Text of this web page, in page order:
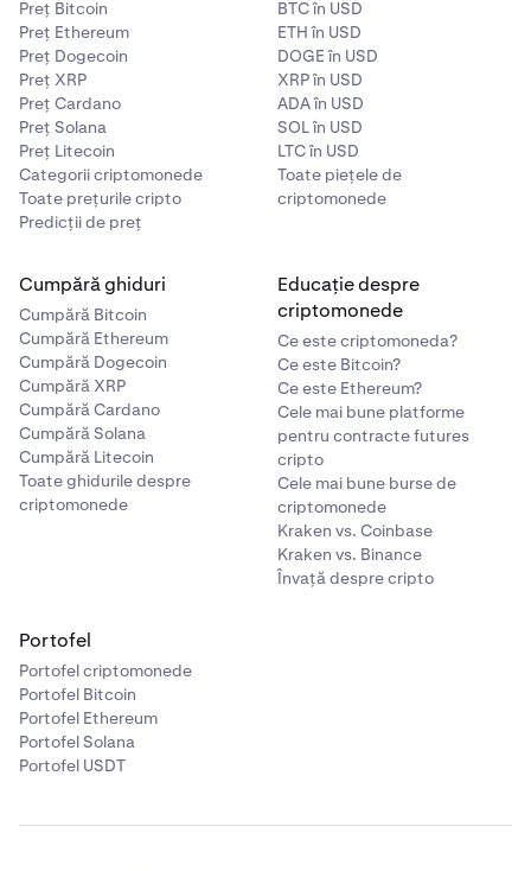
Preț Bitcoin
Preț Ethereum
Preț Dogecoin
Preț XRP
Preț Cardano
Preț Solana
Preț Litecoin
Categorii criptomonede
Toate prețurile cripto
Predicții de preț
BTC în USD
ETH în USD
DOGE în USD
XRP în USD
ADA în USD
SOL în USD
LTC în USD
Toate piețele de
criptomonede
Cumpără ghiduri
Cumpără Bitcoin
Cumpără Ethereum
Cumpără Dogecoin
Cumpără XRP
Cumpără Cardano
Cumpără Solana
Cumpără Litecoin
Toate ghidurile despre
criptomonede
Educație despre
criptomonede
Ce este criptomoneda?
Ce este Bitcoin?
Ce este Ethereum?
Cele mai bune platforme
pentru contracte futures
cripto
Cele mai bune burse de
criptomonede
Kraken vs. Coinbase
Kraken vs. Binance
Învață despre cripto
Portofel
Portofel criptomonede
Portofel Bitcoin
Portofel Ethereum
Portofel Solana
Portofel USDT